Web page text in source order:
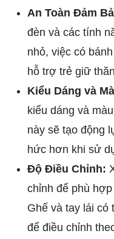
An Toàn Đảm
đèn và các tính
nhỏ, việc có
hỗ trợ trẻ giữ
Kiểu Dáng và
kiểu dáng và
này sẽ tạo động
hức hơn khi sử
Độ Điều Chỉnh:
chỉnh để phù
Ghế và tay lái có
để điều chỉnh